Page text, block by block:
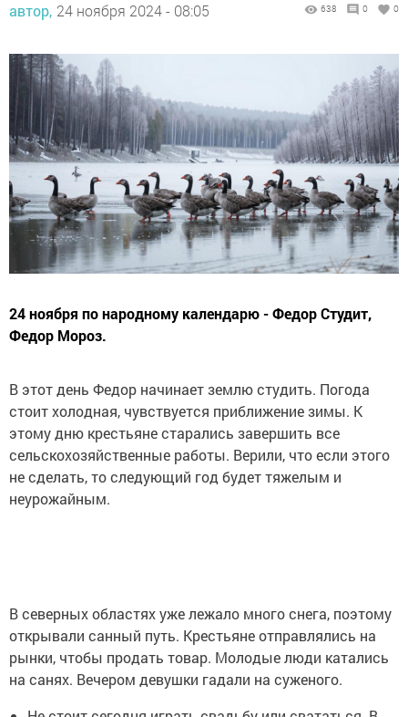
автор, 24 ноября 2024 - 08:05 638 0 0
24 ноября по народному календарю - Федор Студит,
Федор Мороз.
В этот день Федор начинает землю студить. Погода
стоит холодная, чувствуется приближение зимы. К
этому дню крестьяне старались завершить все
сельскохозяйственные работы. Верили, что если этого
не сделать, то следующий год будет тяжелым и
неурожайным.
В северных областях уже лежало много снега, поэтому
открывали санный путь. Крестьяне отправлялись на
рынки, чтобы продать товар. Молодые люди катались
на санях. Вечером девушки гадали на суженого.